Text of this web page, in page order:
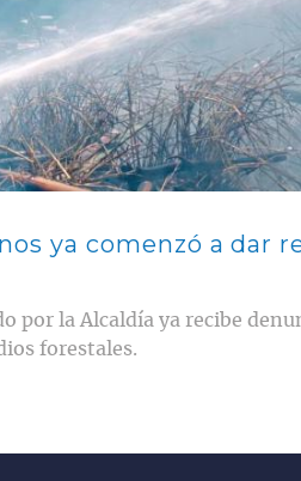
ya comenzó a dar
por la Alcaldía ya recibe
forestales.